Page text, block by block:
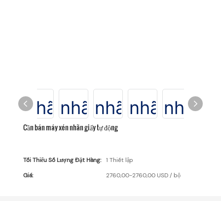
Cần bán máy xén nhãn giấy tự động
Tối Thiểu Số Lượng Đặt Hàng:
1 Thiết lập
Giá:
2760,00-2760,00 USD / bộ